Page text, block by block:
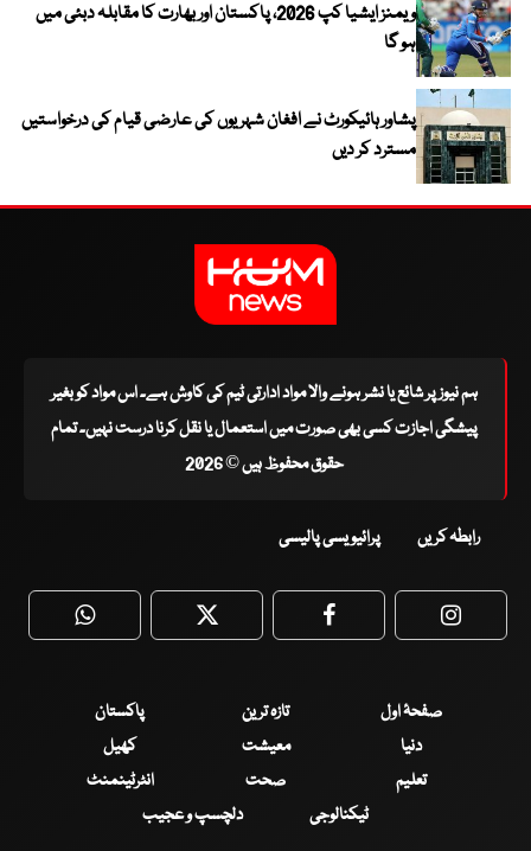
ویمنز ایشیا کپ 2026، پاکستان اور بھارت کا مقابلہ دبئی میں
ہو گا
پشاور ہائیکورٹ نے افغان شہریوں کی عارضی قیام کی درخواستیں
مسترد کر دیں
ہم نیوز پر شائع یا نشر ہونے والا مواد ادارتی ٹیم کی کاوش ہے۔ اس مواد کو بغیر
پیشگی اجازت کسی بھی صورت میں استعمال یا نقل کرنا درست نہیں۔ تمام
حقوق محفوظ ہیں © 2026
رابطہ کریں پرائیویسی پالیسی
WhatsApp Twitter Facebook
صفحۂ اول تازہ ترین
پاکستان
دنیا
معیشت
کھیل
تعلیم
صحت
انٹرٹینمنٹ
ٹیکنالوجی
دلچسپ و عجیب